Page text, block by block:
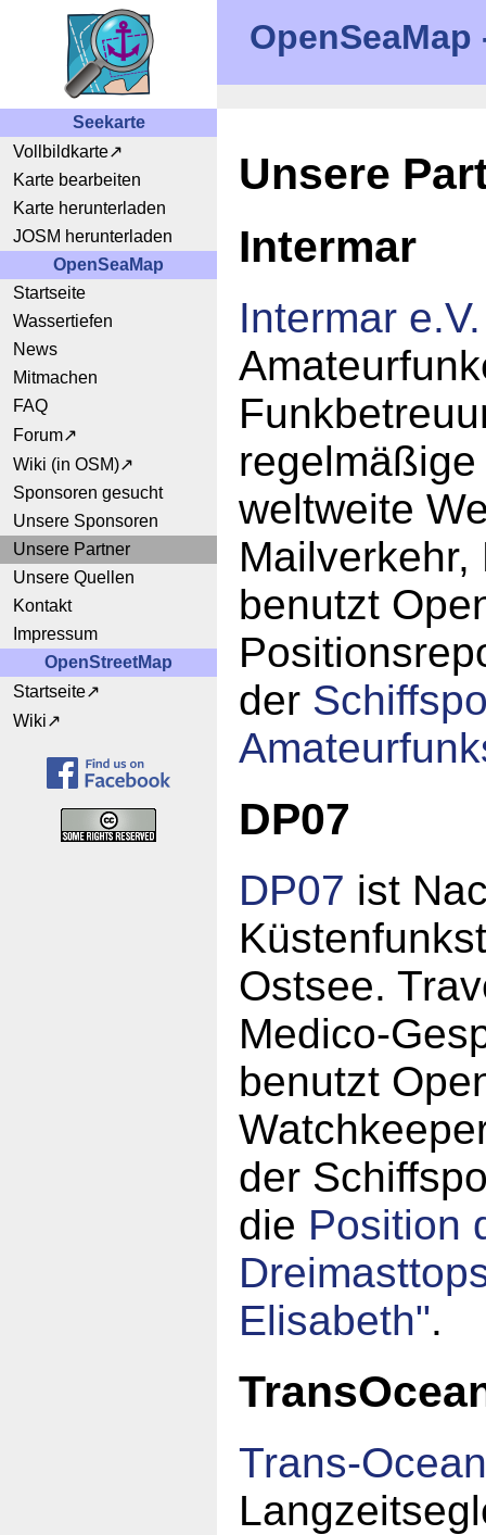
Seekarte
Vollbildkarte
Karte bearbeiten
Karte herunterladen
JOSM herunterladen
OpenSeaMap
Startseite
Wassertiefen
News
Mitmachen
FAQ
Forum
Wiki (in OSM)
Sponsoren gesucht
Unsere Sponsoren
Unsere Partner
Unsere Quellen
Kontakt
Impressum
OpenStreetMap
Startseite
Wiki
Unsere
Intermar
Intermar e.V.
weltweite
benutzt
der
DP07
DP07 ist
Ostsee.
Medico-
benutzt
der
die Position
Elisabeth".
Trans-Ocean